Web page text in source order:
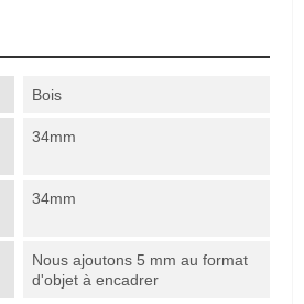
Bois
34mm
34mm
Nous ajoutons 5 mm au format
d'objet à encadrer